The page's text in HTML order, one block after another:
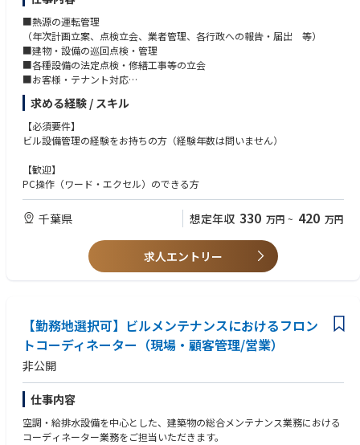
■熱源の運転管理
（年次計画立案、点検立会、業者管理、各行政への報告・届出 等）
■建物・設備の巡回点検・管理
■各種設備の法定点検・修繕工事等の立会
■お客様・テナント対応
■協力会社管理
■各種報告連絡（日報作成 等）
■緊急対応、簡単な修繕、管球交換 等
求める経験 / スキル
【必須要件】
ビル設備管理の経験をお持ちの方（経験年数は問いません）
【歓迎】
PC操作（ワード・エクセル）のできる方
千葉県 想定年収 330 万円 ~ 420 万円
求人エントリー
【勤務地選択可】ビルメンテナンスにおけるフロン
トコーディネーター（現場・顧客管理/営業）
非公開
仕事内容
空調・給排水設備を中心とした、建築物の総合メンテナンス業務における
コーディネーター業務をご担当いただきます。